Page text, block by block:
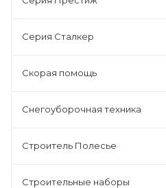
Серия Сталкер
Скорая помощь
Снегоуборочная техника
Строитель Полесье
Строительные наборы